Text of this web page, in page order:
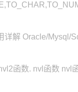
详解 Oracle/
函数. nvl函数